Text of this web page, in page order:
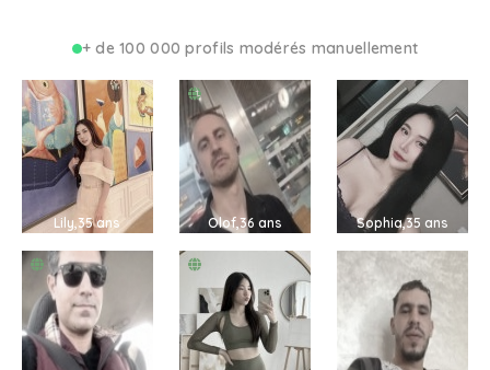
+ de 100 000 profils modérés manuellement
Lily,35 ans Olof,36 ans Sophia,35 ans